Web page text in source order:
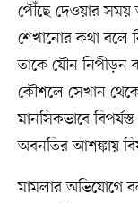
পৌঁছে দেওয়ার সময়
শেখানোর কথা বলে
তাকে যৌন নিপীড়ন
কৌশলে সেখান থেকে
মানসিকভাবে
অবনতির আশঙ্কায়
মামলার অভিযোগে